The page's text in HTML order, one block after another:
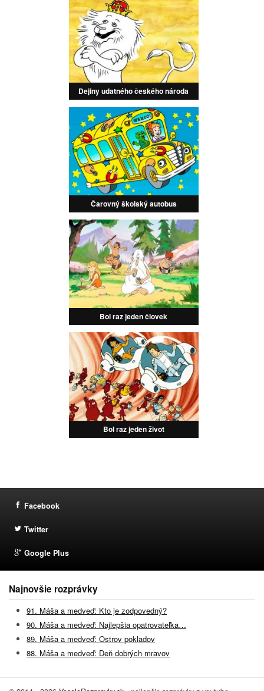
Dejiny udatného českého národa
Čarovný školský autobus
Bol raz jeden človek
Bol raz jeden život
Facebook
Twitter
Google Plus
Najnovšie rozprávky
91. Máša a medveď: Kto je zodpovedný?
90. Máša a medveď: Najlepšia opatrovateľka…
89. Máša a medveď: Ostrov pokladov
88. Máša a medveď: Deň dobrých mravov